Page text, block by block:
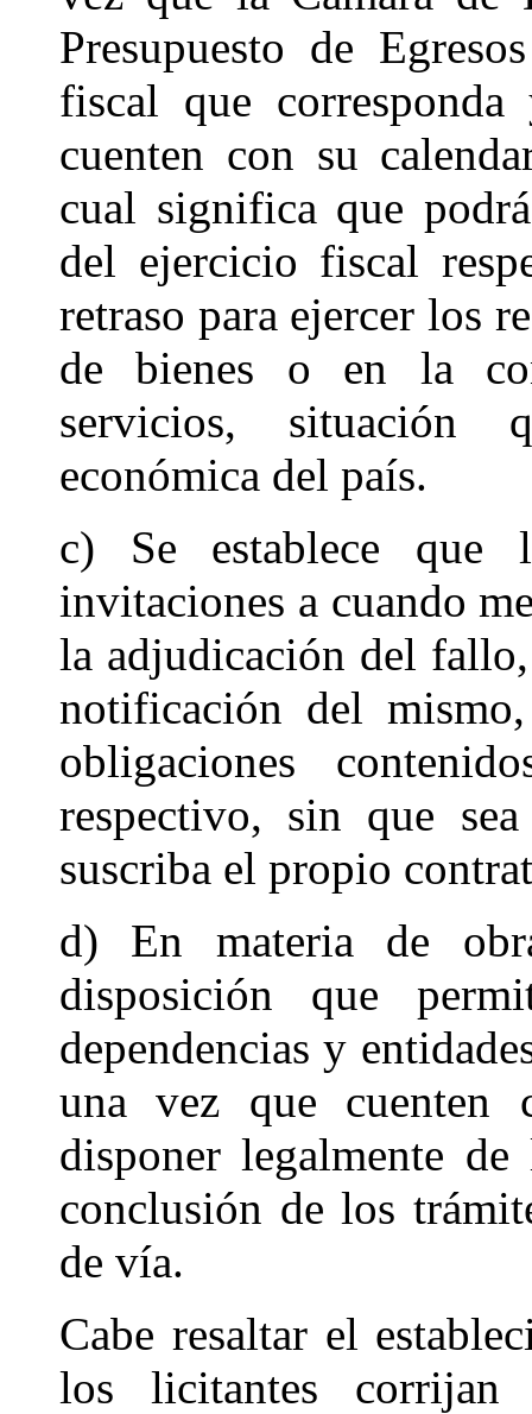
Presupuesto de
fiscal que
cuenten con su
cual significa que
del ejercicio fiscal
retraso para ejercer los
de bienes o en la
servicios, situación
económica del país.
c) Se establece que
invitaciones a cuando
la adjudicación del
notificación del
obligaciones
respectivo, sin que
suscriba el propio
d) En materia de
disposición que
dependencias y
una vez que cuenten
disponer legalmente
conclusión de los
de vía.
Cabe resaltar el
los licitantes corrijan